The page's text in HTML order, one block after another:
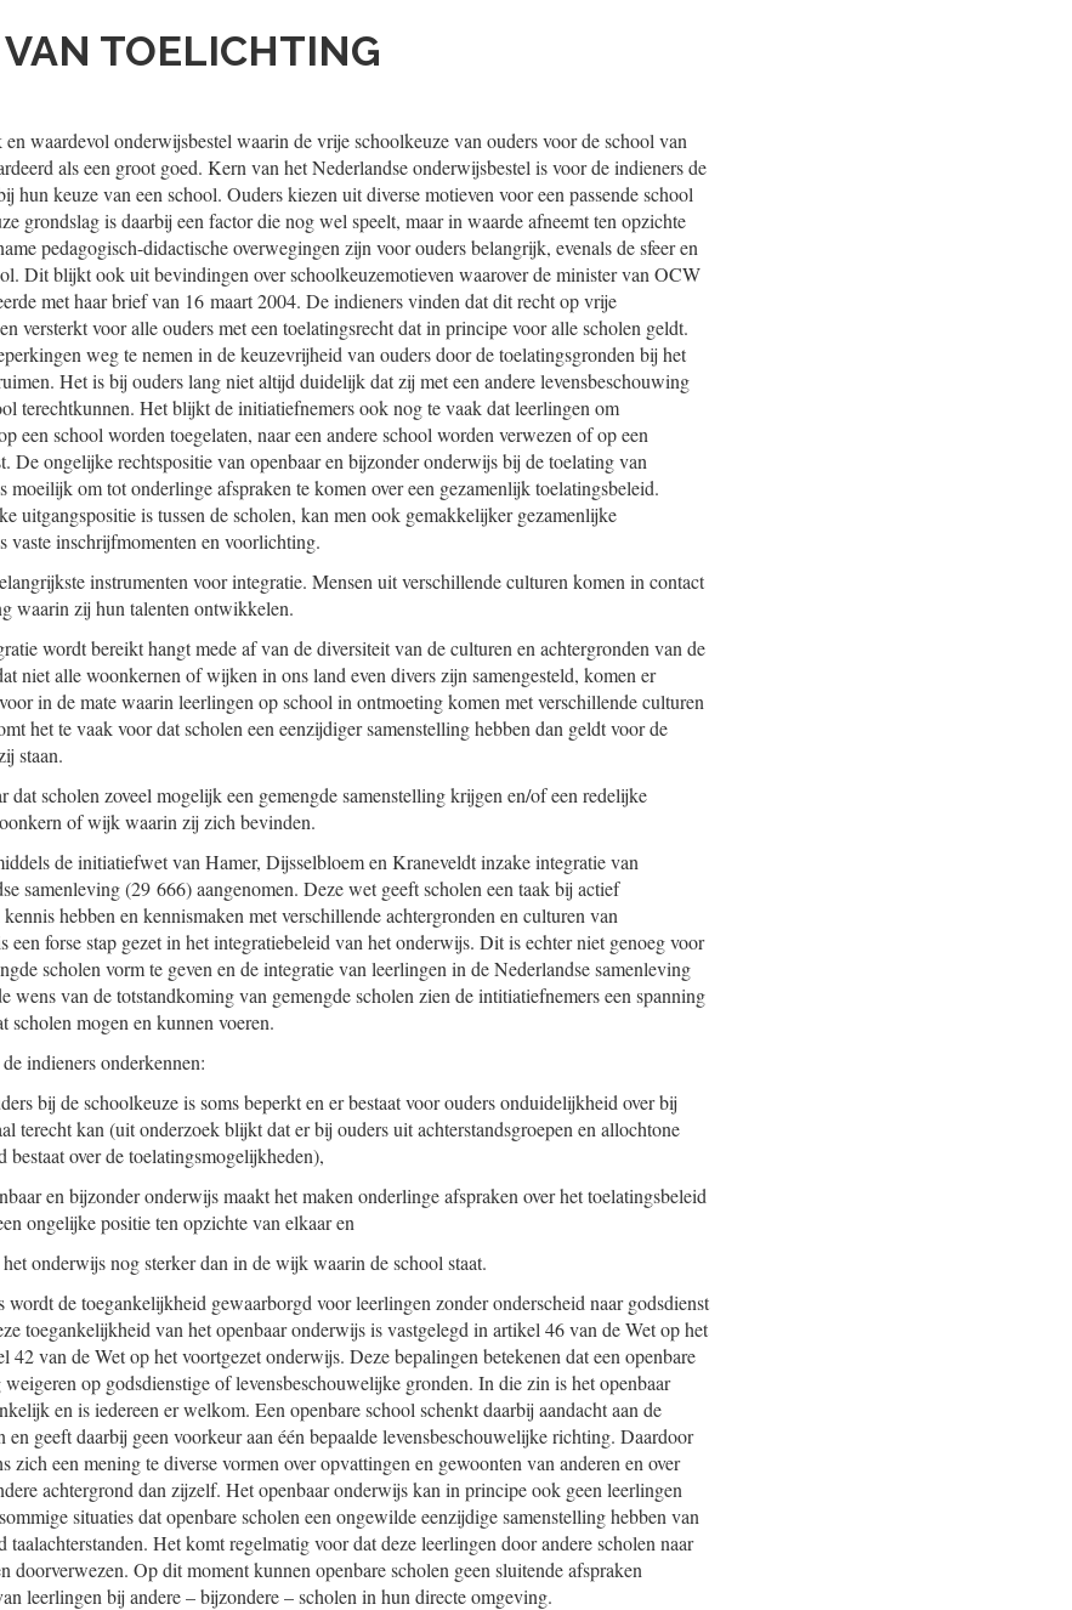
TOELICHTING
waardevol onderwijsbestel waarin de vrije schoolkeuze van ouders voor de school van
als een groot goed. Kern van het Nederlandse onderwijsbestel is voor de indieners de
hun keuze van een school. Ouders kiezen uit diverse motieven voor een passende school
grondslag is daarbij een factor die nog wel speelt, maar in waarde afneemt ten opzichte
pedagogisch-didactische overwegingen zijn voor ouders belangrijk, evenals de sfeer en
Dit blijkt ook uit bevindingen over schoolkeuzemotieven waarover de minister van OCW
met haar brief van 16 maart 2004. De indieners vinden dat dit recht op vrije
versterkt voor alle ouders met een toelatingsrecht dat in principe voor alle scholen geldt.
weg te nemen in de keuzevrijheid van ouders door de toelatingsgronden bij het
Het is bij ouders lang niet altijd duidelijk dat zij met een andere levensbeschouwing
terechtkunnen. Het blijkt de initiatiefnemers ook nog te vaak dat leerlingen om
een school worden toegelaten, naar een andere school worden verwezen of op een
De ongelijke rechtspositie van openbaar en bijzonder onderwijs bij de toelating van
moeilijk om tot onderlinge afspraken te komen over een gezamenlijk toelatingsbeleid.
uitgangspositie is tussen de scholen, kan men ook gemakkelijker gezamenlijke
vaste inschrijfmomenten en voorlichting.
instrumenten voor integratie. Mensen uit verschillende culturen komen in contact
waarin zij hun talenten ontwikkelen.
wordt bereikt hangt mede af van de diversiteit van de culturen en achtergronden van de
niet alle woonkernen of wijken in ons land even divers zijn samengesteld, komen er
in de mate waarin leerlingen op school in ontmoeting komen met verschillende culturen
het te vaak voor dat scholen een eenzijdiger samenstelling hebben dan geldt voor de
staan.
dat scholen zoveel mogelijk een gemengde samenstelling krijgen en/of een redelijke
of wijk waarin zij zich bevinden.
de initiatiefwet van Hamer, Dijsselbloem en Kraneveldt inzake integratie van
samenleving (29 666) aangenomen. Deze wet geeft scholen een taak bij actief
hebben en kennismaken met verschillende achtergronden en culturen van
een forse stap gezet in het integratiebeleid van het onderwijs. Dit is echter niet genoeg voor
scholen vorm te geven en de integratie van leerlingen in de Nederlandse samenleving
wens van de totstandkoming van gemengde scholen zien de intitiatiefnemers een spanning
scholen mogen en kunnen voeren.
indieners onderkennen:
bij de schoolkeuze is soms beperkt en er bestaat voor ouders onduidelijkheid over bij
terecht kan (uit onderzoek blijkt dat er bij ouders uit achterstandsgroepen en allochtone
bestaat over de toelatingsmogelijkheden),
en bijzonder onderwijs maakt het maken onderlinge afspraken over het toelatingsbeleid
ongelijke positie ten opzichte van elkaar en
onderwijs nog sterker dan in de wijk waarin de school staat.
de toegankelijkheid gewaarborgd voor leerlingen zonder onderscheid naar godsdienst
toegankelijkheid van het openbaar onderwijs is vastgelegd in artikel 46 van de Wet op het
42 van de Wet op het voortgezet onderwijs. Deze bepalingen betekenen dat een openbare
op godsdienstige of levensbeschouwelijke gronden. In die zin is het openbaar
en is iedereen er welkom. Een openbare school schenkt daarbij aandacht aan de
en geeft daarbij geen voorkeur aan één bepaalde levensbeschouwelijke richting. Daardoor
zich een mening te diverse vormen over opvattingen en gewoonten van anderen en over
achtergrond dan zijzelf. Het openbaar onderwijs kan in principe ook geen leerlingen
situaties dat openbare scholen een ongewilde eenzijdige samenstelling hebben van
taalachterstanden. Het komt regelmatig voor dat deze leerlingen door andere scholen naar
doorverwezen. Op dit moment kunnen openbare scholen geen sluitende afspraken
leerlingen bij andere – bijzondere – scholen in hun directe omgeving.